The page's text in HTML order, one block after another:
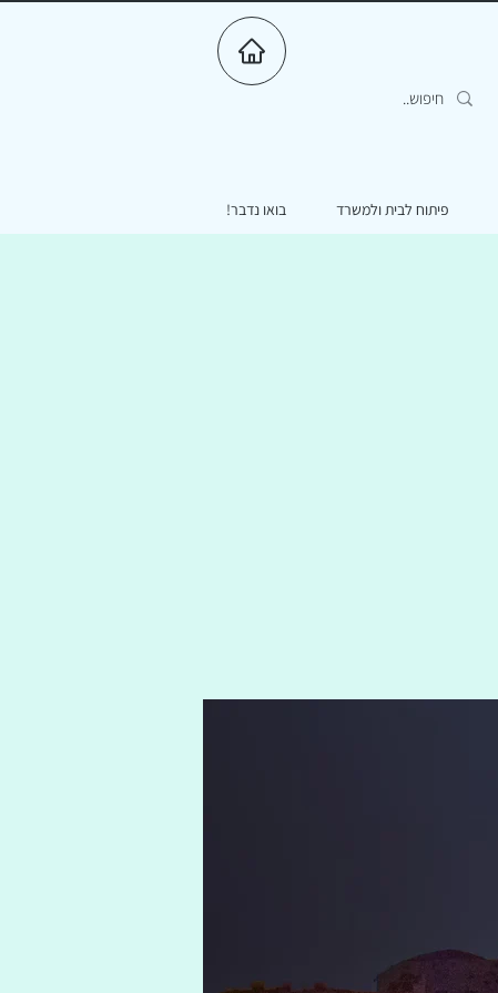
פיתוח לבית ולמשרד בואו נדבר!